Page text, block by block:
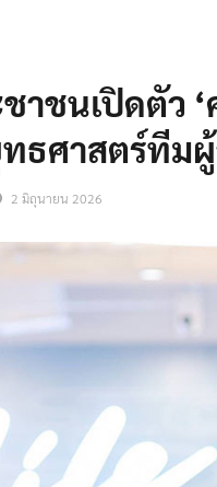
าชนเปิดตัว
ธศาสตร์ทีม
2 มิถุนายน 2026